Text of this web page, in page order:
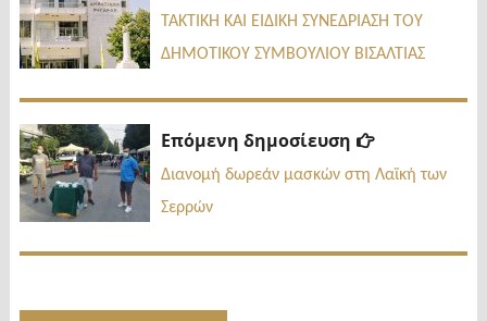
άρθρων
ΤΑΚΤΙΚΗ ΚΑΙ ΕΙΔΙΚΗ ΣΥΝΕΔΡΙΑΣΗ ΤΟΥ
ΔΗΜΟΤΙΚΟΥ ΣΥΜΒΟΥΛΙΟΥ ΒΙΣΑΛΤΙΑΣ
Επόμενη δημοσίευση
Επόμενη
Διανομή δωρεάν μασκών στη Λαϊκή των
Σερρών